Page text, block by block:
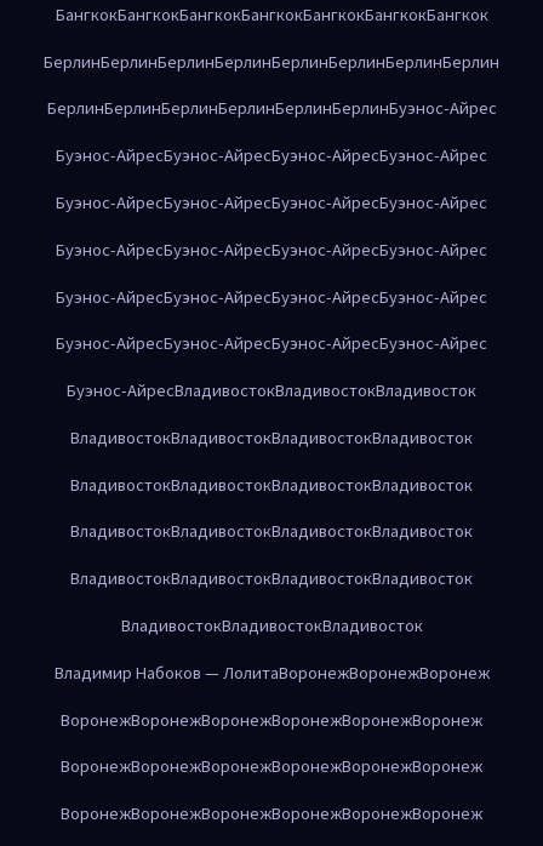
БангкокБангкокБангкокБангкокБангкокБангкокБангкок
БерлинБерлинБерлинБерлинБерлинБерлинБерлинБерлин
БерлинБерлинБерлинБерлинБерлинБерлинБуэнос-Айрес
Буэнос-АйресБуэнос-АйресБуэнос-АйресБуэнос-Айрес
Буэнос-АйресБуэнос-АйресБуэнос-АйресБуэнос-Айрес
Буэнос-АйресБуэнос-АйресБуэнос-АйресБуэнос-Айрес
Буэнос-АйресБуэнос-АйресБуэнос-АйресБуэнос-Айрес
Буэнос-АйресБуэнос-АйресБуэнос-АйресБуэнос-Айрес
Буэнос-АйресВладивостокВладивостокВладивосток
ВладивостокВладивостокВладивостокВладивосток
ВладивостокВладивостокВладивостокВладивосток
ВладивостокВладивостокВладивостокВладивосток
ВладивостокВладивостокВладивостокВладивосток
ВладивостокВладивостокВладивосток
Владимир Набоков — ЛолитаВоронежВоронежВоронеж
ВоронежВоронежВоронежВоронежВоронежВоронеж
ВоронежВоронежВоронежВоронежВоронежВоронеж
ВоронежВоронежВоронежВоронежВоронежВоронеж